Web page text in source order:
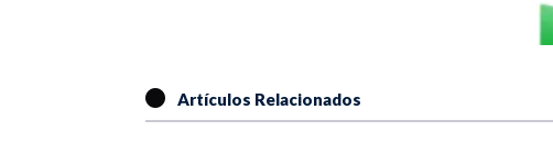
Artículos Relacionados